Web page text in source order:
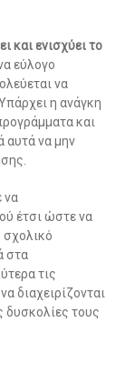
και ενισχύει το
εύλογο
να
η ανάγκη
και
αυτά να μην
να
έτσι ώστε να
στα
τις
διαχειρίζονται
δυσκολίες τους